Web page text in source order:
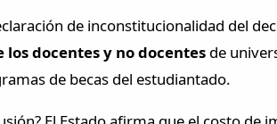
de inconstitucionalidad del
docentes y no docentes de
de becas del estudiantado.